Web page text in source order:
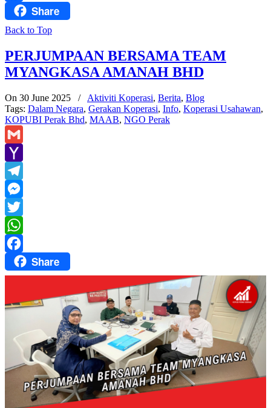
FacebookShare
Back to Top
PERJUMPAAN BERSAMA TEAM
MYANGKASA AMANAH BHD
On 30 June 2025 / Aktiviti Koperasi, Berita, Blog
Tags: Dalam Negara, Gerakan Koperasi, Info, Koperasi Usahawan,
KOPUBI Perak Bhd, MAAB, NGO Perak
Gmail
Yahoo
Mail
Telegram
Messenger
Twitter
WhatsApp
FacebookShare